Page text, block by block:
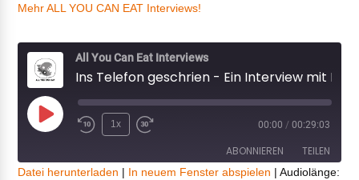
Mehr ALL YOU CAN EAT Interviews!
All You Can Eat Interviews
Play
1x 00:00 / 00:29:03
ABONNIEREN TEILEN
Datei herunterladen | In neuem Fenster abspielen |Audiolänge: